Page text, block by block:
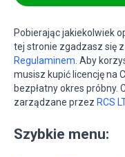
Pobierając jakiekolwiek
tej stronie zgadzasz się
Regulaminem . Aby
musisz kupić licencję na
bezpłatny okres próbny.
zarządzane przez RCS
Szybkie menu: